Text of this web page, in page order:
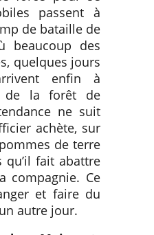
passent à
de bataille de
beaucoup des
quelques jours
enfin à
de la forêt de
ne suit
achète, sur
de terre
fait abattre
compagnie. Ce
et faire du
autre jour.